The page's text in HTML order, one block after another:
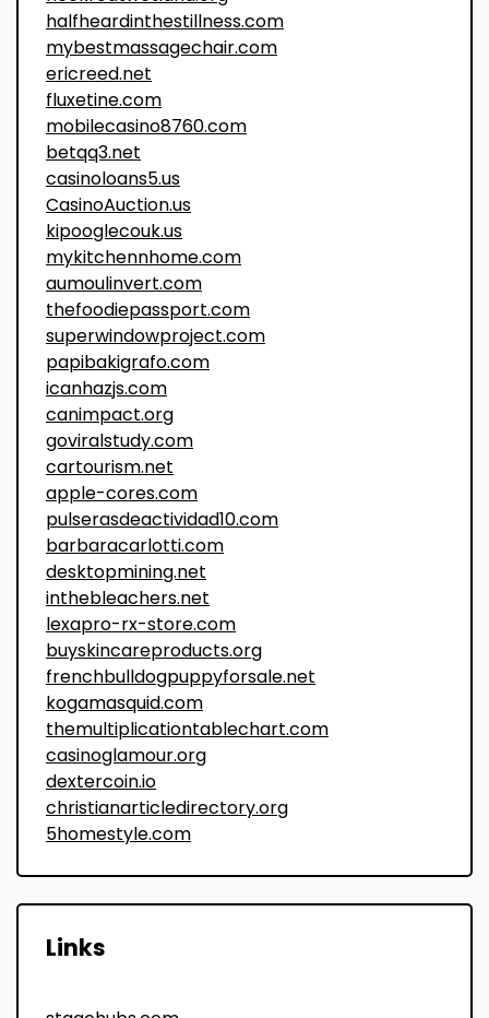
halfheardinthestillness.com
mybestmassagechair.com
ericreed.net
fluxetine.com
mobilecasino8760.com
betqq3.net
casinoloans5.us
CasinoAuction.us
kipooglecouk.us
mykitchennhome.com
aumoulinvert.com
thefoodiepassport.com
superwindowproject.com
papibakigrafo.com
icanhazjs.com
canimpact.org
goviralstudy.com
cartourism.net
apple-cores.com
pulserasdeactividad10.com
barbaracarlotti.com
desktopmining.net
inthebleachers.net
lexapro-rx-store.com
buyskincareproducts.org
frenchbulldogpuppyforsale.net
kogamasquid.com
themultiplicationtablechart.com
casinoglamour.org
dextercoin.io
christianarticledirectory.org
5homestyle.com
Links